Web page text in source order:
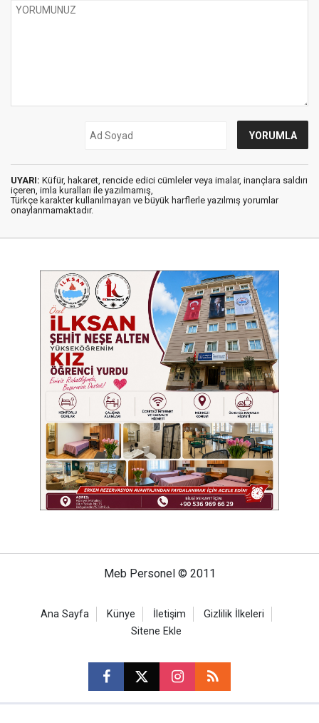
UYARI: Küfür, hakaret, rencide edici cümleler veya imalar, inançlara saldırı
içeren, imla kuralları ile yazılmamış,
Türkçe karakter kullanılmayan ve büyük harflerle yazılmış yorumlar
onaylanmamaktadır.
Meb Personel © 2011
Ana Sayfa Künye İletişim
Gizlilik İlkeleri
Sitene Ekle